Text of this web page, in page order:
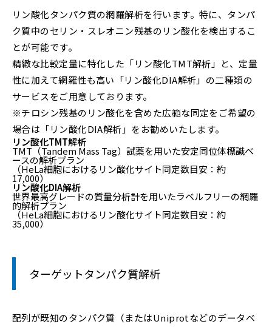
リン酸化タンパク質の網羅解析を行います。特に、タンパ
ク質中のセリン・スレオニン残基のリン酸化を検出するこ
とが可能です。
精緻な比較定量に特化した「リン酸化TMT解析」と、定量
性に加えて網羅性も高い「リン酸化DIA解析」の二種類の
サービスをご用意しております。
※チロシン残基のリン酸化を含めた広範な同定をご希望の
場合は「リン酸化DIA解析」をお勧めいたします。
リン酸化TMT解析
TMT（Tandem Mass Tag）試薬を用いた安定同位体標識ベ
ースの解析プラン
（HeLa細胞におけるリン酸化サイト同定数目安：約
17,000）
リン酸化DIA解析
世界最高グレードの質量分析計を用いたラベルフリーの網羅
的解析プラン
（HeLa細胞におけるリン酸化サイト同定数目安：約
35,000）
ターゲットタンパク質解析
配列が既知のタンパク質（またはUniprotなどのデータベ